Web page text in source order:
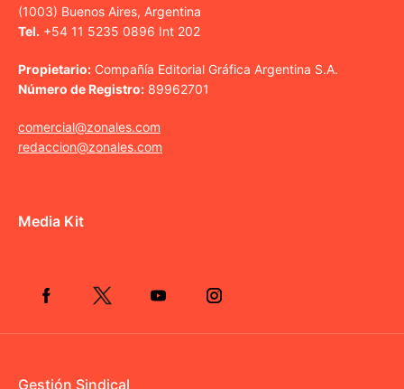
(1003) Buenos Aires, Argentina
Tel. +54 11 5235 0896 Int 202
Propietario: Compañía Editorial Gráfica Argentina S.A.
Número de Registro: 89962701
comercial@zonales.com
redaccion@zonales.com
Media Kit
Gestión Sindical